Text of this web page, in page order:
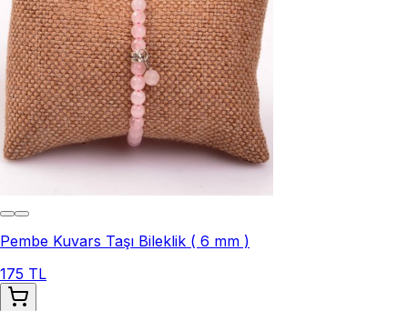
Pembe Kuvars Taşı Bileklik ( 6 mm )
175 TL